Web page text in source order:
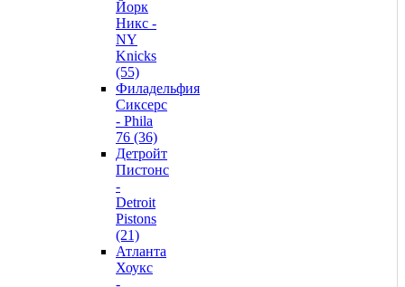
Йорк
Никс -
NY
Knicks
(55)
Филадельфия
Сиксерс
- Phila
76 (36)
Детройт
Пистонс
-
Detroit
Pistons
(21)
Атланта
Хоукс
-